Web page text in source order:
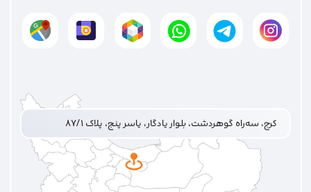
کرج، سه‌راه گوهردشت، بلوار یادگار، یاسر پنج، پلاک ۸۷/۱